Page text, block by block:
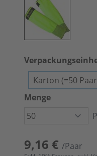
Karton (=50
Menge
9,16 € /Paar